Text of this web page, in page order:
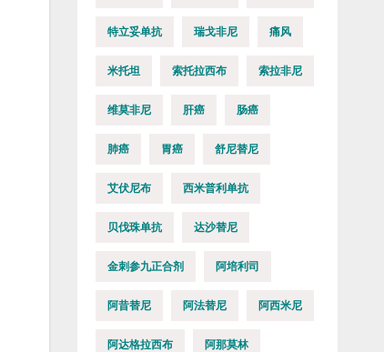
特立妥单抗 瑞戈非尼 痛风
米托坦 索托拉西布 索拉非尼
维莫非尼 肝癌 肠癌
肺癌 胃癌 舒尼替尼
艾伏尼布 西米普利单抗
贝伐珠单抗 达沙替尼
金刺参九正合剂 阿培利司
阿昔替尼 阿法替尼 阿西米尼
阿达格拉西布 阿那莫林